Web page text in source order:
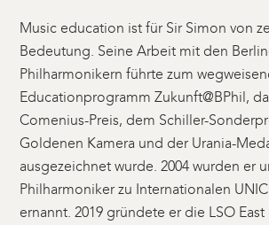
Music education ist für Sir Simon von
Bedeutung. Seine Arbeit mit den
Philharmonikern führte zum
Educationprogramm Zukunft@BPhil,
Comenius-Preis, dem Schiller-
Goldenen Kamera und der Urania-
ausgezeichnet wurde. 2004 wurden er
Philharmoniker zu Internationalen
ernannt. 2019 gründete er die LSO